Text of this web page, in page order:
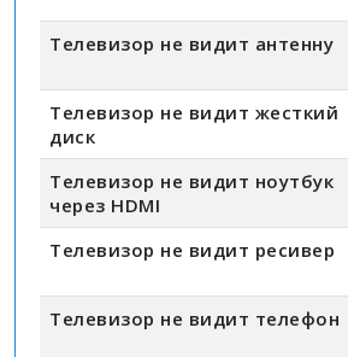
Телевизор не видит антенну
Телевизор не видит жесткий
диск
Телевизор не видит ноутбук
через HDMI
Телевизор не видит ресивер
Телевизор не видит телефон